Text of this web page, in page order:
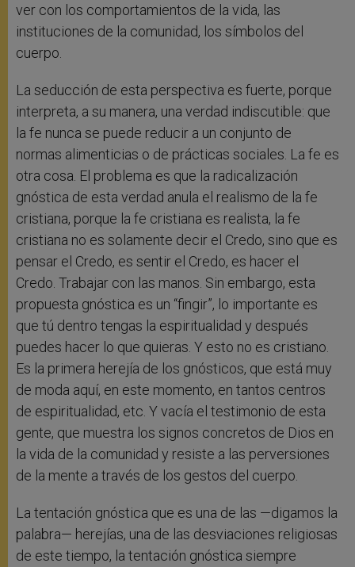
ver con los comportamientos de la vida, las
instituciones de la comunidad, los símbolos del
cuerpo.
La seducción de esta perspectiva es fuerte, porque
interpreta, a su manera, una verdad indiscutible: que
la fe nunca se puede reducir a un conjunto de
normas alimenticias o de prácticas sociales. La fe es
otra cosa. El problema es que la radicalización
gnóstica de esta verdad anula el realismo de la fe
cristiana, porque la fe cristiana es realista, la fe
cristiana no es solamente decir el Credo, sino que es
pensar el Credo, es sentir el Credo, es hacer el
Credo. Trabajar con las manos. Sin embargo, esta
propuesta gnóstica es un “fingir”, lo importante es
que tú dentro tengas la espiritualidad y después
puedes hacer lo que quieras. Y esto no es cristiano.
Es la primera herejía de los gnósticos, que está muy
de moda aquí, en este momento, en tantos centros
de espiritualidad, etc. Y vacía el testimonio de esta
gente, que muestra los signos concretos de Dios en
la vida de la comunidad y resiste a las perversiones
de la mente a través de los gestos del cuerpo.
La tentación gnóstica que es una de las —digamos la
palabra— herejías, una de las desviaciones religiosas
de este tiempo, la tentación gnóstica siempre